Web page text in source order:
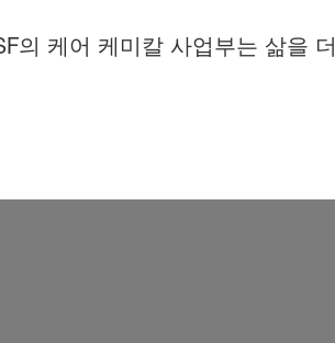
의 케어 케미칼 사업부는 삶을 더